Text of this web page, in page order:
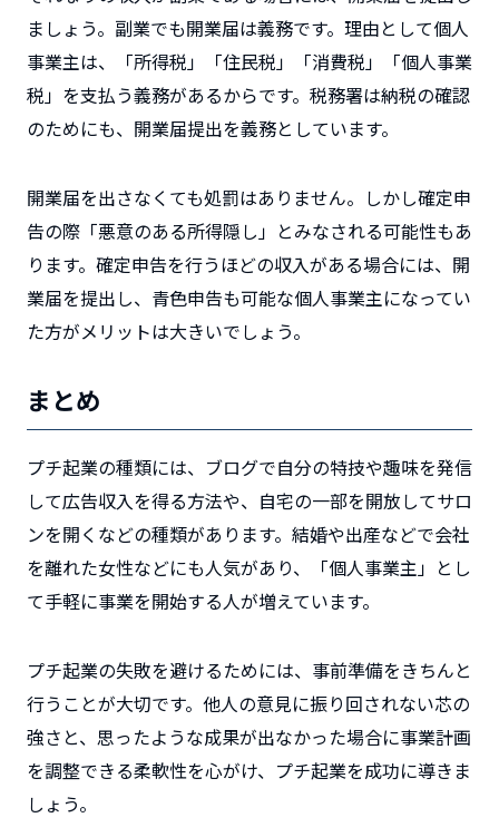
ましょう。副業でも開業届は義務です。理由として個人
事業主は、「所得税」「住民税」「消費税」「個人事業
税」を支払う義務があるからです。税務署は納税の確認
のためにも、開業届提出を義務としています。
開業届を出さなくても処罰はありません。しかし確定申
告の際「悪意のある所得隠し」とみなされる可能性もあ
ります。確定申告を行うほどの収入がある場合には、開
業届を提出し、青色申告も可能な個人事業主になってい
た方がメリットは大きいでしょう。
まとめ
プチ起業の種類には、ブログで自分の特技や趣味を発信
して広告収入を得る方法や、自宅の一部を開放してサロ
ンを開くなどの種類があります。結婚や出産などで会社
を離れた女性などにも人気があり、「個人事業主」とし
て手軽に事業を開始する人が増えています。
プチ起業の失敗を避けるためには、事前準備をきちんと
行うことが大切です。他人の意見に振り回されない芯の
強さと、思ったような成果が出なかった場合に事業計画
を調整できる柔軟性を心がけ、プチ起業を成功に導きま
しょう。